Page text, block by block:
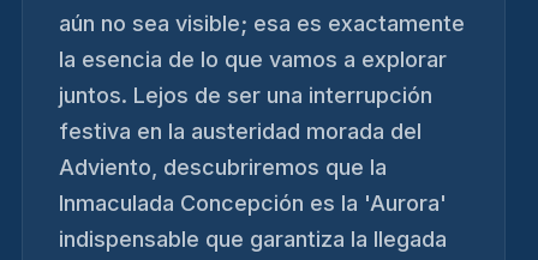
aún no sea visible; esa es exactamente
la esencia de lo que vamos a explorar
juntos. Lejos de ser una interrupción
festiva en la austeridad morada del
Adviento, descubriremos que la
Inmaculada Concepción es la 'Aurora'
indispensable que garantiza la llegada